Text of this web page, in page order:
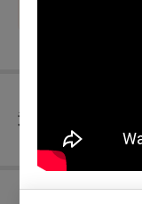
退換須知
購買此節目的人